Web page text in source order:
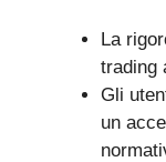
La
trading
Gli
un